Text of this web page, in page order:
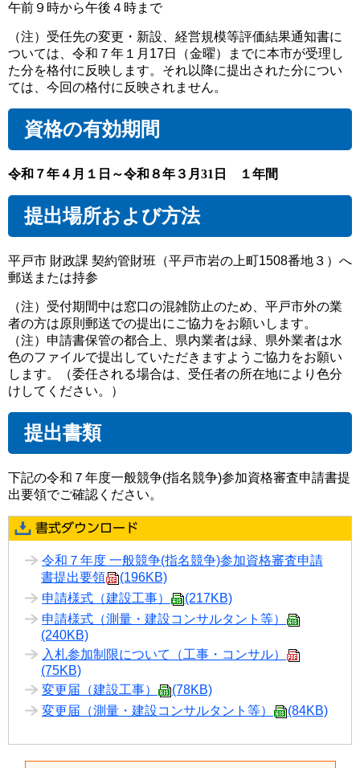
午前９時から午後４時まで
（注）受任先の変更・新設、経営規模等評価結果通知書に
ついては、令和７年１月17日（金曜）までに本市が受理し
た分を格付に反映します。それ以降に提出された分につい
ては、今回の格付に反映されません。
資格の有効期間
令和７年４月１日～令和８年３月31日 １年間
提出場所および方法
平戸市 財政課 契約管財班（平戸市岩の上町1508番地３）へ
郵送または持参
（注）受付期間中は窓口の混雑防止のため、平戸市外の業
者の方は原則郵送での提出にご協力をお願いします。
（注）申請書保管の都合上、県内業者は緑、県外業者は水
色のファイルで提出していただきますようご協力をお願い
します。（委任される場合は、受任者の所在地により色分
けしてください。）
提出書類
下記の令和７年度一般競争(指名競争)参加資格審査申請書提
出要領でご確認ください。
令和７年度 一般競争(指名競争)参加資格審査申請
書提出要領
(196KB)
申請様式（建設工事）
(217KB)
申請様式（測量・建設コンサルタント等）
(240KB)
入札参加制限について（工事・コンサル）
(75KB)
変更届（建設工事）
(78KB)
変更届（測量・建設コンサルタント等）
(84KB)